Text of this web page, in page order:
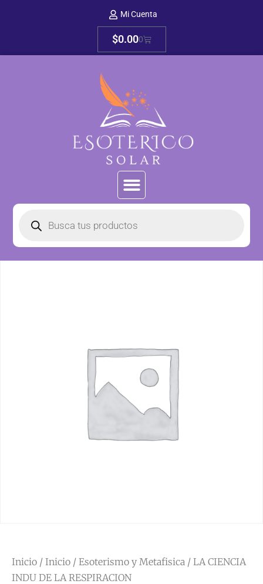
Mi Cuenta
$0.000
Inicio / Inicio / Esoterismo y Metafisica / LA CIENCIA
INDU DE LA RESPIRACION